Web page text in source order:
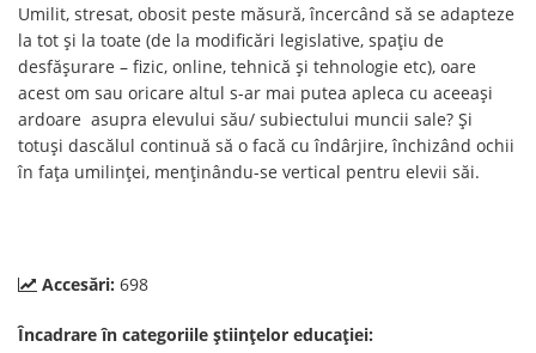
Umilit, stresat, obosit peste măsură, încercând să se adapteze
la tot și la toate (de la modificări legislative, spațiu de
desfășurare – fizic, online, tehnică și tehnologie etc), oare
acest om sau oricare altul s-ar mai putea apleca cu aceeași
ardoare asupra elevului său/ subiectului muncii sale? Și
totuși dascălul continuă să o facă cu îndârjire, închizând ochii
în fața umilinței, menținându-se vertical pentru elevii săi.
Accesări: 698
Încadrare în categoriile științelor educației: